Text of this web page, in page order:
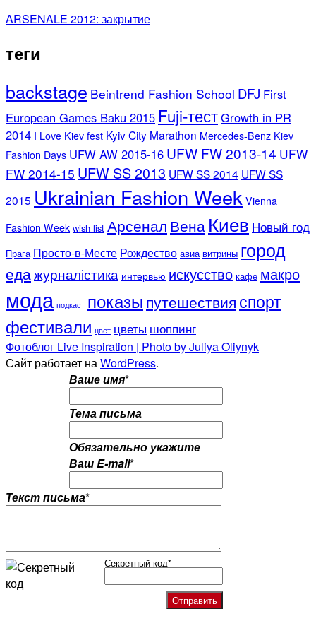
ARSENALE 2012: закрытие
теги
backstage Beintrend Fashion School DFJ First
European Games Baku 2015 Fuji-тестGrowth in PR
2014 I Love Kiev fest Kyiv City Marathon Mercedes-Benz Kiev
Fashion Days UFW AW 2015-16 UFW FW 2013-14 UFW
FW 2014-15 UFW SS 2013 UFW SS 2014 UFW SS
2015 Ukrainian Fashion Week Vienna
Fashion Week wish list Арсенал Вена Киев Новый год
Прага Просто-в-Месте Рождество авиа витрины город
едажурналістика интервью искусство кафе макро
мода подкаст показы путешествия спорт
фестивали цвет цветы шоппинг
Фотоблог Live Inspiration | Photo by Juliya Oliynyk
Сайт работает наWordPress.
Ваше имя*
Тема письма
Обязательно укажите
Ваш E-mail*
Текст письма*
Секретный код*